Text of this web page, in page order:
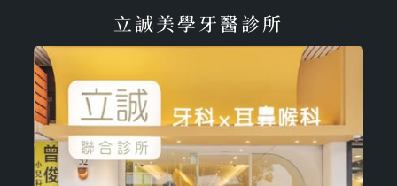
立誠美學牙醫診所